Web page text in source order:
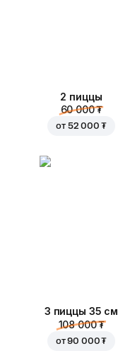
2 пиццы
60 000 ₮
от 52 000 ₮
3 пиццы 35 см
108 000 ₮
от90 000 ₮